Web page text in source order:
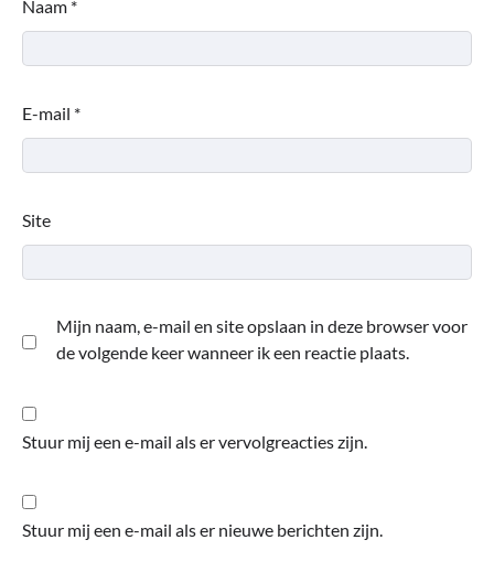
Naam *
E-mail *
Site
Mijn naam, e-mail en site opslaan in deze browser voor
de volgende keer wanneer ik een reactie plaats.
Stuur mij een e-mail als er vervolgreacties zijn.
Stuur mij een e-mail als er nieuwe berichten zijn.